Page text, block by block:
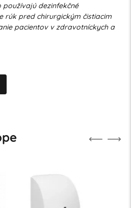
dezinfekčné
rúk pred chirurgickým čistiacim
pacientov v zdravotníckych a